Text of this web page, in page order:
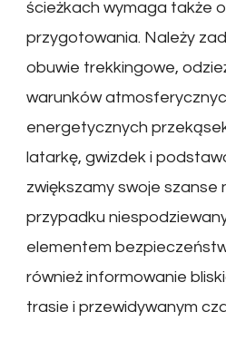
ścieżkach wymaga także
przygotowania. Należy
obuwie trekkingowe,
warunków
energetycznych
latarkę, gwizdek i
zwiększamy swoje szanse
przypadku
elementem
również informowanie
trasie i przewidywanym